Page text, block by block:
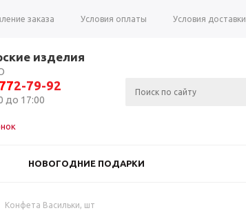
заказа Условия оплаты Условия доставки
изделия
72-79-92
до 17:00
НОВОГОДНИЕ ПОДАРКИ
Конфета Васильки, шт